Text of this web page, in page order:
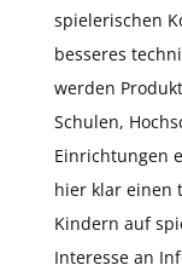
spielerischen
besseres
werden
Schulen,
Einrichtungen
hier klar einen
Kindern auf
Interesse an